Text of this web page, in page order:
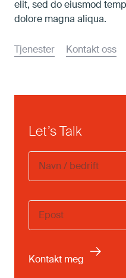
elit, sed do eiusmod
dolore magna aliqua.
Tjenester Kontakt oss
Let’s Talk
Navn
bedrift
Email